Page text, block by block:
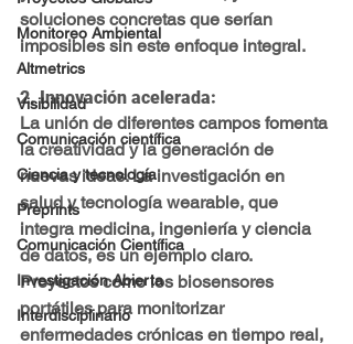
Monitoreo Ambiental
Altmetrics
Visibilidad
Comunicación científica
Ciencia y tecnología
Preprints
Comunicación Científica
Investigación Abierta
Interdisciplinario
soluciones concretas que serían
imposibles sin este enfoque integral.
2. Innovación acelerada:
La unión de diferentes campos fomenta
la creatividad y la generación de
nuevas ideas. La investigación en
salud y tecnología wearable, que
integra medicina, ingeniería y ciencia
de datos, es un ejemplo claro.
Proyectos como los biosensores
portátiles para monitorizar
enfermedades crónicas en tiempo real,